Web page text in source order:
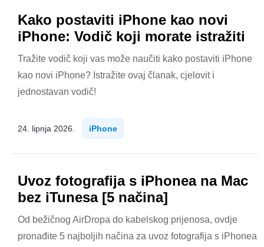
Kako postaviti iPhone kao novi
iPhone: Vodič koji morate istražiti
Tražite vodič koji vas može naučiti kako postaviti iPhone
kao novi iPhone? Istražite ovaj članak, cjelovit i
jednostavan vodič!
24. lipnja 2026. iPhone
Uvoz fotografija s iPhonea na Mac
bez iTunesa [5 načina]
Od bežičnog AirDropa do kabelskog prijenosa, ovdje
pronađite 5 najboljih načina za uvoz fotografija s iPhonea